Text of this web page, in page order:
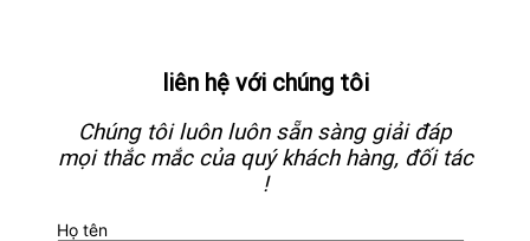
liên hệ với chúng tôi
Chúng tôi luôn luôn sẵn sàng giải đáp
mọi thắc mắc của quý khách hàng, đối tác
!
Họ tên